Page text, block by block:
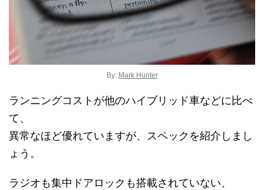
By: Mark Hunter
ランニングコストが他のハイブリッド車などに比べ
て、
異常なほど優れていますが、スペックを紹介しまし
ょう。
ラジオも集中ドアロックも搭載されていない、